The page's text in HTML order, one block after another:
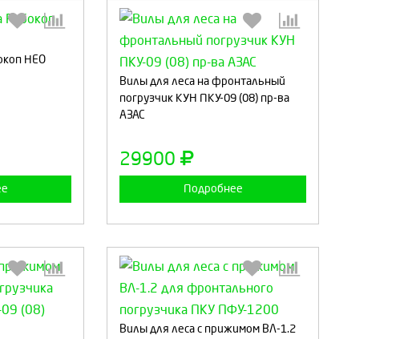
НЕО
Вилы для леса на фронтальный
погрузчик КУН ПКУ-09 (08) пр-ва
АЗАС
29900
Подробнее
Выберите количество:
Вилы для леса с прижимом ВЛ-1.2
Выберите количество: